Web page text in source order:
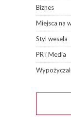
Biznes
Miejsca na
Styl wesela
PR i Media